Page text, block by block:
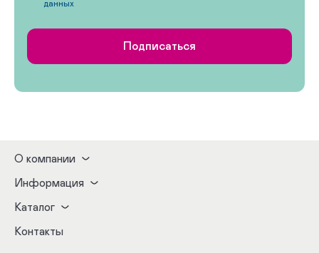
данных
Подписаться
О компании
Информация
Каталог
Контакты